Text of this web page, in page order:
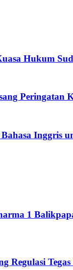
Hukum
Peringatan
Inggris
1
Regulasi